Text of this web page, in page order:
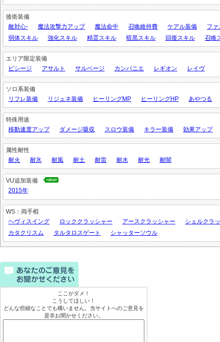
後衛装備
敵対心-
魔法攻撃力アップ 魔法命中 召喚維持費 ケアル装備
フ
弱体スキル
強化スキル 精霊スキル 暗黒スキル 回復スキル 召喚
エリア限定装備
ビシージ
アサルト サルベージ カンパニエ レギオン レイヴ
ソロ系装備
リフレ装備
リジェネ装備 ヒーリングMP ヒーリングHP あやつる
特殊用途
移動速度アップ
ダメージ吸収 スロウ装備 キラー装備 効果アップ
属性耐性
耐火
耐氷 耐風 耐土 耐雷 耐水 耐光 耐闇
VU追加装備
2015年
WS：両手棍
ヘヴィスイング
ロッククラッシャー アースクラッシャー
シェルクラ
カタクリスム
タルタロスゲート シャッターソウル
ここがダメ！
こうしてほしい！
どんな些細なことでも構いません。当サイトへのご意見を
是非お聞かせください。